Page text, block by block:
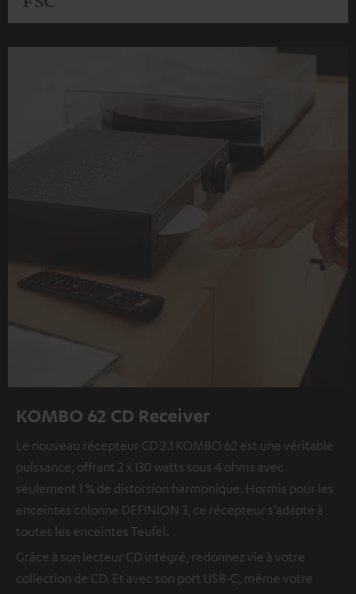
KOMBO 62 CD Receiver
Le nouveau récepteur CD 2.1 KOMBO 62 est une véritable
puissance, offrant 2 x 130 watts sous 4 ohms avec
seulement 1 % de distorsion harmonique. Hormis pour les
enceintes colonne DEFINION 3, ce récepteur s’adapte à
toutes les enceintes Teufel.
Grâce à son lecteur CD intégré, redonnez vie à votre
collection de CD. Et avec son port USB-C, même votre